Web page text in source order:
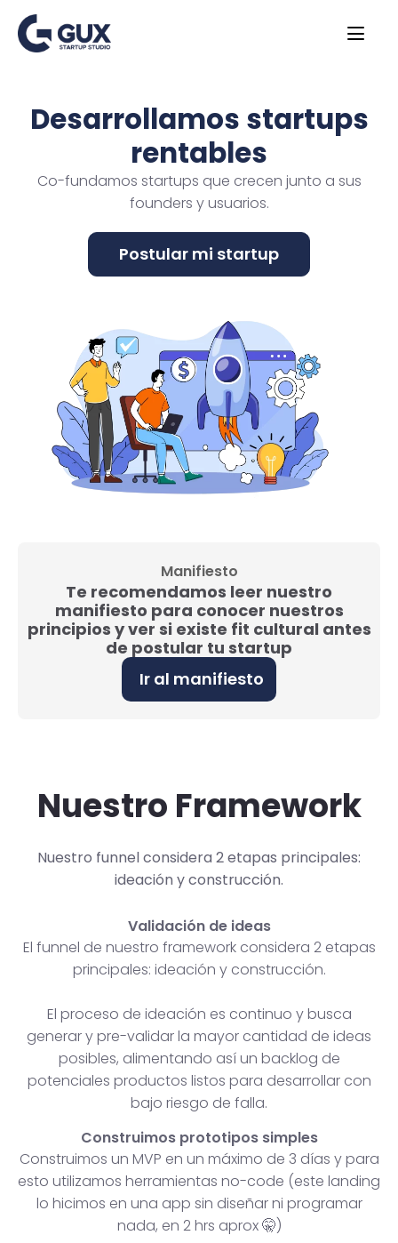
Desarrollamos startups
rentables
Co-fundamos startups que crecen junto a sus
founders y usuarios.
Manifiesto
Te recomendamos leer nuestro
manifiesto para conocer nuestros
principios y ver si existe fit cultural antes
de postular tu startup
Ir al manifiesto
Nuestro Framework
Nuestro funnel considera 2 etapas principales:
ideación y construcción.
Validación de ideas
El funnel de nuestro framework considera 2 etapas
principales: ideación y construcción.
El proceso de ideación es continuo y busca
generar y pre-validar la mayor cantidad de ideas
posibles, alimentando así un backlog de
potenciales productos listos para desarrollar con
bajo riesgo de falla.
Construimos prototipos simples
Construimos un MVP en un máximo de 3 días y para
esto utilizamos herramientas no-code (este landing
lo hicimos en una app sin diseñar ni programar
nada, en 2 hrs aprox 🤫)